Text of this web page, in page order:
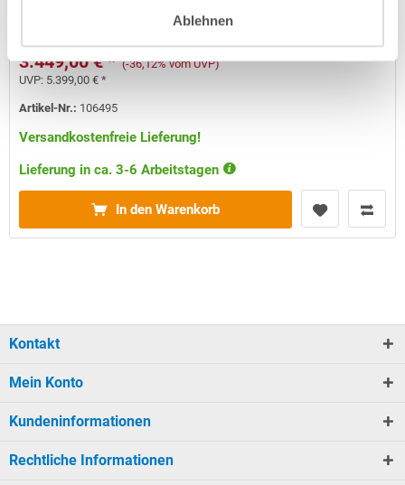
Ablehnen
3.449,00 € * (-36,12% vom UVP)
UVP: 5.399,00 € *
Artikel-Nr.: 106495
Versandkostenfreie Lieferung!
Lieferung in ca. 3-6 Arbeitstagen
In den Warenkorb
Kontakt
Mein Konto
Kundeninformationen
Rechtliche Informationen